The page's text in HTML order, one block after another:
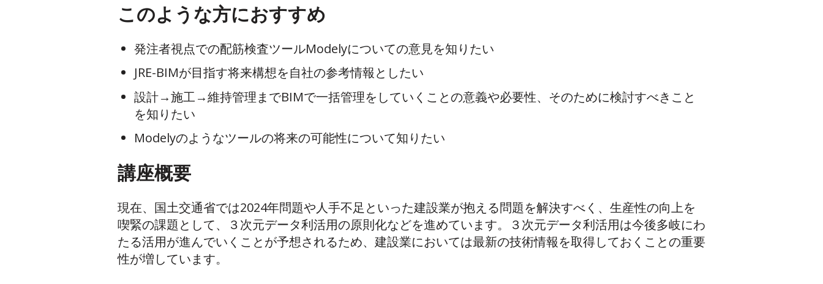
このような方におすすめ
発注者視点での配筋検査ツールModelyについての意見を知りたい
JRE-BIMが目指す将来構想を自社の参考情報としたい
設計→施工→維持管理までBIMで一括管理をしていくことの意義や必要性、そのために検討すべきこと
を知りたい
Modelyのようなツールの将来の可能性について知りたい
講座概要
現在、国土交通省では2024年問題や人手不足といった建設業が抱える問題を解決すべく、生産性の向上を
喫緊の課題として、３次元データ利活用の原則化などを進めています。３次元データ利活用は今後多岐にわ
たる活用が進んでいくことが予想されるため、建設業においては最新の技術情報を取得しておくことの重要
性が増しています。